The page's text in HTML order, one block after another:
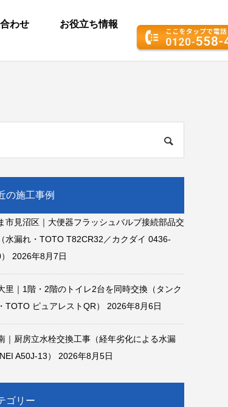
わせ お役立ち情報
の施工事例
市見沼区｜大便器フラッシュバルブ接続部品交
水漏れ・TOTO T82CR32／カクダイ 0436-
2026年8月7日
里｜1階・2階のトイレ2台を同時交換（タンク
TOTO ピュアレストQR）
2026年8月6日
｜厨房立水栓交換工事（経年劣化による水漏
A50J-13）
2026年8月5日
ゴリー